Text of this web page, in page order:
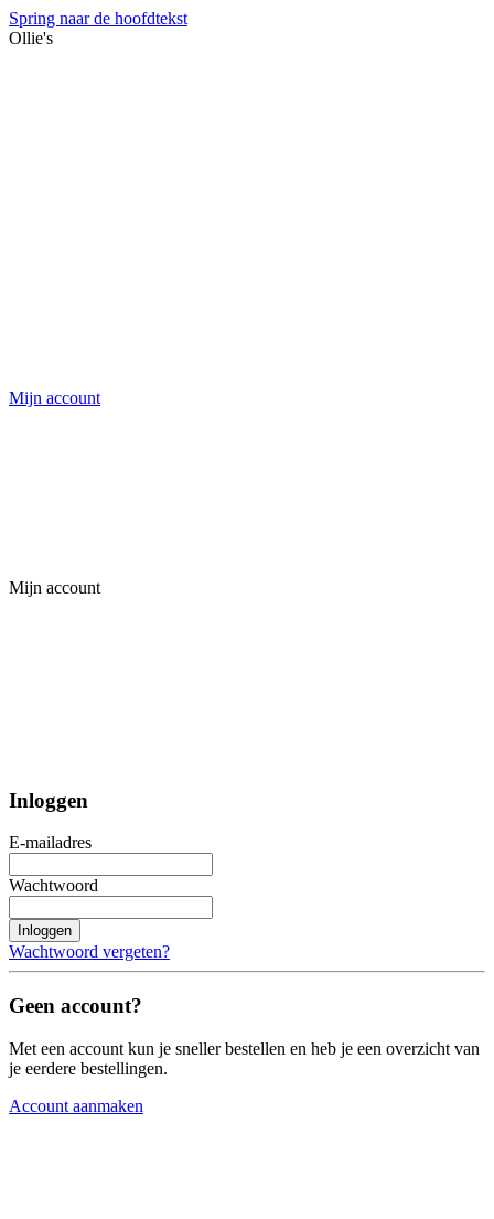
Spring naar de hoofdtekst
Ollie's
Mijn account
Mijn account
Inloggen
E-mailadres
Wachtwoord
Inloggen
Wachtwoord vergeten?
Geen account?
Met een account kun je sneller bestellen en heb je een overzicht van
je eerdere bestellingen.
Account aanmaken